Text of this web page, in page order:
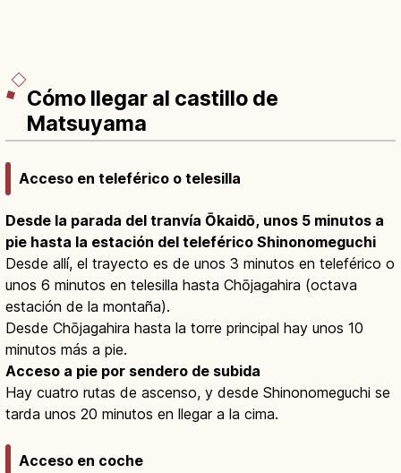
Cómo llegar al castillo de
Matsuyama
Acceso en teleférico o telesilla
Desde la parada del tranvía Ōkaidō, unos 5 minutos a
pie hasta la estación del teleférico Shinonomeguchi
Desde allí, el trayecto es de unos 3 minutos en teleférico o
unos 6 minutos en telesilla hasta Chōjagahira (octava
estación de la montaña).
Desde Chōjagahira hasta la torre principal hay unos 10
minutos más a pie.
Acceso a pie por sendero de subida
Hay cuatro rutas de ascenso, y desde Shinonomeguchi se
tarda unos 20 minutos en llegar a la cima.
Acceso en coche